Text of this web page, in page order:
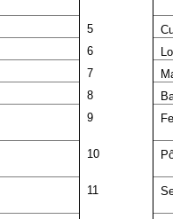
5
6
7
8
9
10
11